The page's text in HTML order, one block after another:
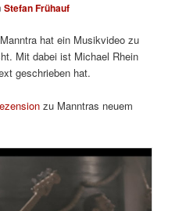
Stefan Frühauf
hat ein Musikvideo zu
Mit dabei ist Michael Rhein
geschrieben hat.
zu Manntras neuem